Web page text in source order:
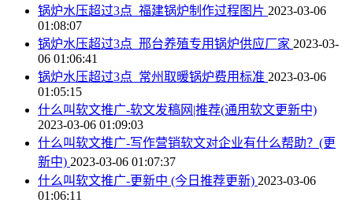
锅炉水压超过3点_福建锅炉制作过程图片 2023-03-06
01:08:07
锅炉水压超过3点_邢台养殖专用锅炉供应厂家 2023-03-
06 01:06:41
锅炉水压超过3点_常州取暖锅炉费用标准 2023-03-06
01:05:15
什么叫软文推广-软文发稿网|推荐(通用软文更新中)
2023-03-06 01:09:03
什么叫软文推广-写作营销软文对企业有什么帮助？(更
新中) 2023-03-06 01:07:37
什么叫软文推广-更新中 (今日推荐更新) 2023-03-06
01:06:11